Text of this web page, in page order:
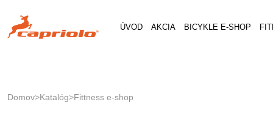
navigation
ÚVOD AKCIA BICYKLE E-SHOP
Domov>Katalóg>Fittness e-shop